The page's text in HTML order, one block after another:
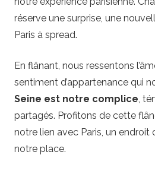
réserve une surprise, une
Paris à spread.
En flânant, nous ressentons
sentiment d’appartenance qui
Seine est notre complice,
partagés. Profitons de cette
notre lien avec Paris, un endroit
notre place.